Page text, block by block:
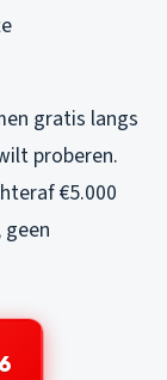
gratis langs
proberen.
€5.000
geen